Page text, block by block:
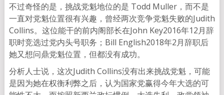
不过奇怪的是，挑战党魁地位的是 Todd Muller，而不是
一直对党魁位置很有兴趣，曾经两次竞争党魁失败的Judith
Collins。这位能干的前内阁部长在John Key2016年12月辞
职时竞选过党内头号职务；Bill English2018年2月辞职后
她又想问鼎党魁位置，但都没有成功。
分析人士说，这次Judith Collins没有出来挑战党魁，可能
是因为她在权衡利弊之后，认为国家党赢得今年大选的可